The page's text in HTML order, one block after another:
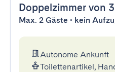
Doppelzimmer von
Max. 2 Gäste • kein
Autonome Ankunft
Toilettenartikel,